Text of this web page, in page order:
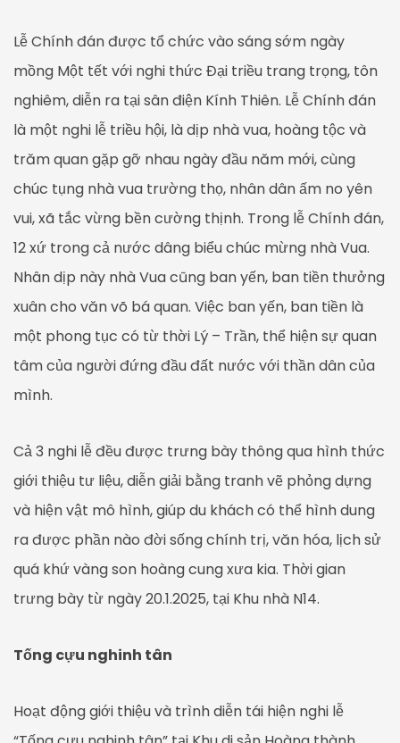
Lễ Chính đán được tổ chức vào sáng sớm ngày
mồng Một tết với nghi thức Đại triều trang trọng, tôn
nghiêm, diễn ra tại sân điện Kính Thiên. Lễ Chính đán
là một nghi lễ triều hội, là dịp nhà vua, hoàng tộc và
trăm quan gặp gỡ nhau ngày đầu năm mới, cùng
chúc tụng nhà vua trường thọ, nhân dân ấm no yên
vui, xã tắc vừng bền cường thịnh. Trong lễ Chính đán,
12 xứ trong cả nước dâng biểu chúc mừng nhà Vua.
Nhân dịp này nhà Vua cũng ban yến, ban tiền thưởng
xuân cho văn võ bá quan. Việc ban yến, ban tiền là
một phong tục có từ thời Lý – Trần, thể hiện sự quan
tâm của người đứng đầu đất nước với thần dân của
mình.
Cả 3 nghi lễ đều được trưng bày thông qua hình thức
giới thiệu tư liệu, diễn giải bằng tranh vẽ phỏng dựng
và hiện vật mô hình, giúp du khách có thể hình dung
ra được phần nào đời sống chính trị, văn hóa, lịch sử
quá khứ vàng son hoàng cung xưa kia. Thời gian
trưng bày từ ngày 20.1.2025, tại Khu nhà N14.
Tống cựu nghinh tân
Hoạt động giới thiệu và trình diễn tái hiện nghi lễ